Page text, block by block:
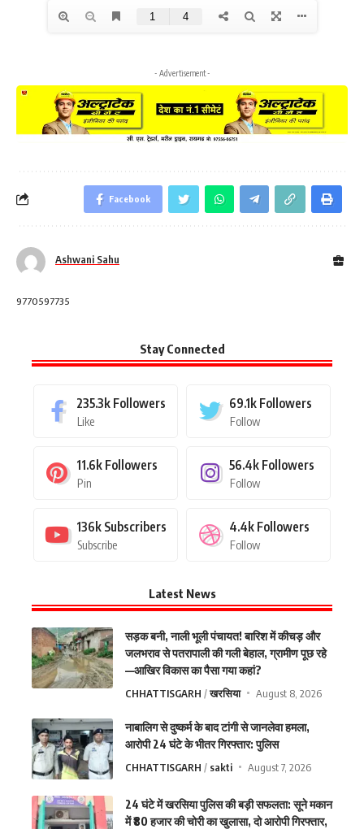
- Advertisement -
Facebook
Ashwani Sahu
9770597735
Stay Connected
235.3k Followers
Like
69.1k Followers
Follow
11.6k Followers
Pin
56.4k Followers
Follow
136k Subscribers
Subscribe
4.4k Followers
Follow
Latest News
सड़क बनी, नाली भूली पंचायत! बारिश में कीचड़ और
जलभराव से पतरापाली की गली बेहाल, ग्रामीण पूछ रहे
—आखिर विकास का पैसा गया कहां?
CHHATTISGARH खरसिया August 8, 2026
नाबालिग से दुष्कर्म के बाद टांगी से जानलेवा हमला,
आरोपी 24 घंटे के भीतर गिरफ्तार: पुलिस
CHHATTISGARH sakti August 7, 2026
24 घंटे में खरसिया पुलिस की बड़ी सफलता: सूने मकान
में ₹80 हजार की चोरी का खुलासा, दो आरोपी गिरफ्तार,